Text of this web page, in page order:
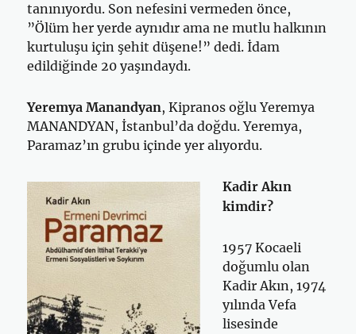
tanınıyordu. Son nefesini vermeden önce,
”Ölüm her yerde aynıdır ama ne mutlu halkının
kurtuluşu için şehit düşene!” dedi. İdam
edildiğinde 20 yaşındaydı.
Yeremya Manandyan, Kipranos oğlu Yeremya
MANANDYAN, İstanbul’da doğdu. Yeremya,
Paramaz’ın grubu içinde yer alıyordu.
Kadir Akın
kimdir?
1957 Kocaeli
doğumlu olan
Kadir Akın, 1974
yılında Vefa
lisesinde